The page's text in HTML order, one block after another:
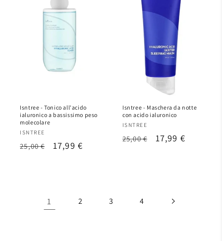
Isntree - Tonico all'acido
ialuronico a bassissimo peso
molecolare
Produttore:
ISNTREE
Prezzo
25,00 €
Prezzo
17,99 €
Isntree - Maschera da notte
con acido ialuronico
Produttore:
ISNTREE
Prezzo
25,00 €
Prezzo
17,99 €
1 2 3 4